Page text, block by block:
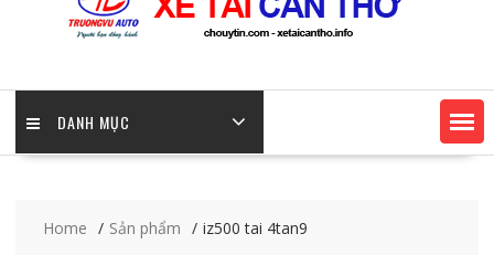
DANH MỤC
Home Sản phẩm iz500 tai 4tan9